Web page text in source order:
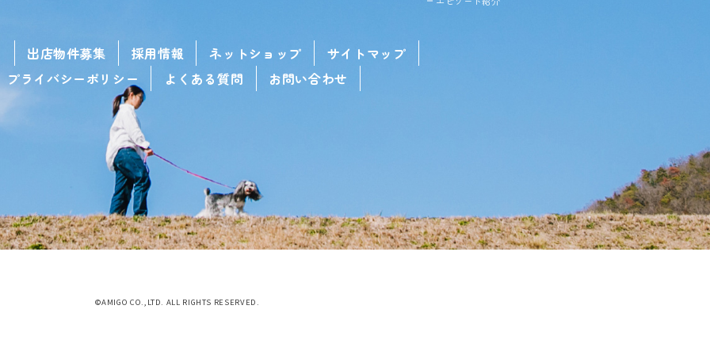
出店物件募集 採用情報 ネットショップ
サイトマップ
プライバシーポリシー
よくある質問 お問い合わせ
©AMIGO CO.,LTD. ALL RIGHTS RESERVED.